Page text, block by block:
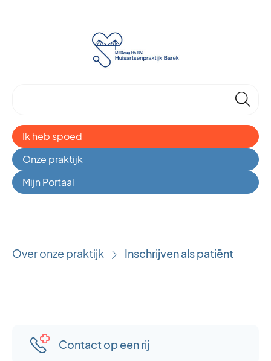
🔎
Onze praktijk
Mijn Portaal
Ik heb spoed
Over onze praktijk › Inschrijven als patiënt
Contact op een rij